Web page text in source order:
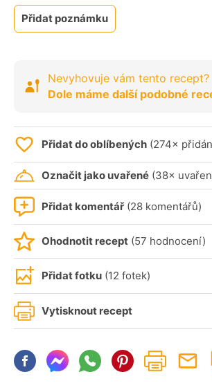
Přidat poznámku
Nevyhovuje vám tento recept?
Dole máme další podobné
Přidat do oblíbených (274×
Označit jako uvařené (38×
Přidat komentář (28 komentářů)
Ohodnotit recept (57 hodnocení)
Přidat fotku (12 fotek)
Vytisknout recept